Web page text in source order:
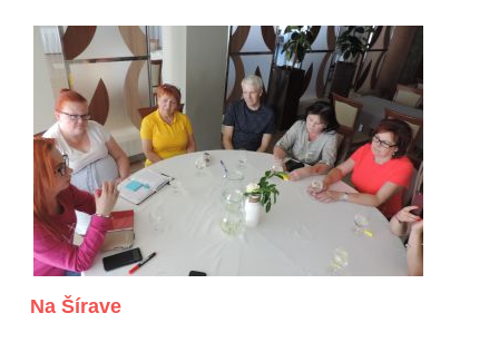
Na Šírave